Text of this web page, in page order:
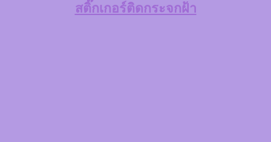
สติ๊กเกอร์ติดกระจกฝ้า